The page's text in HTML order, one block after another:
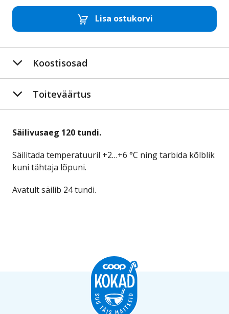
Lisa ostukorvi
Eemalda toode
Koostisosad
Toiteväärtus
Säilivusaeg 120 tundi.
Säilitada temperatuuril +2…+6 °C ning tarbida kõlblik
kuni tähtaja lõpuni.
Avatult säilib 24 tundi.